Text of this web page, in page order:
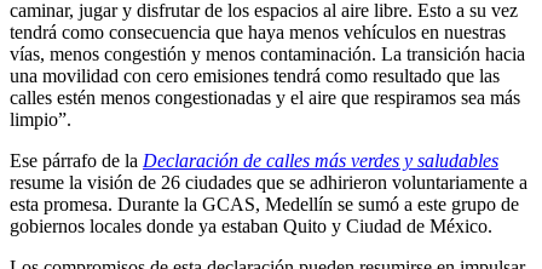
caminar, jugar y disfrutar de los espacios al aire libre. Esto a su vez
tendrá como consecuencia que haya menos vehículos en nuestras
vías, menos congestión y menos contaminación. La transición hacia
una movilidad con cero emisiones tendrá como resultado que las
calles estén menos congestionadas y el aire que respiramos sea más
limpio”.
Ese párrafo de la Declaración de calles más verdes y saludables
resume la visión de 26 ciudades que se adhirieron voluntariamente a
esta promesa. Durante la GCAS, Medellín se sumó a este grupo de
gobiernos locales donde ya estaban Quito y Ciudad de México.